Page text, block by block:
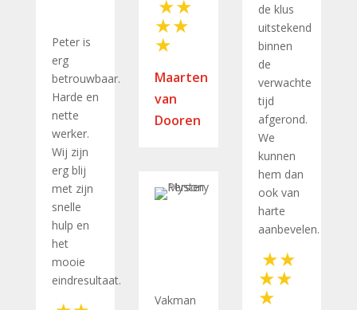
de klus
uitstekend
binnen
de
verwachte
tijd
afgerond.
We
kunnen
hem dan
ook van
harte
aanbevelen.
Maarten
van
Dooren
Peter is
erg
betrouwbaar.
Harde en
nette
werker.
Wij zijn
erg blij
met zijn
snelle
hulp en
het
mooie
eindresultaat.
Vakman